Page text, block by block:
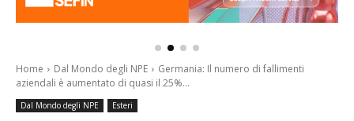
Home Dal Mondo degli NPE
Germania: Il numero di fallimenti
aziendali è aumentato di quasi il 25%...
Dal Mondo degli NPE Esteri